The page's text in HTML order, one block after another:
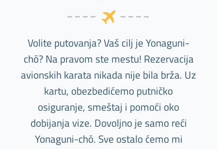
Volite putovanja? Vaš cilj je Yonaguni-
chō? Na pravom ste mestu! Rezervacija
avionskih karata nikada nije bila brža. Uz
kartu, obezbedićemo putničko
osiguranje, smeštaj i pomoći oko
dobijanja vize. Dovoljno je samo reći
Yonaguni-chō. Sve ostalo ćemo mi